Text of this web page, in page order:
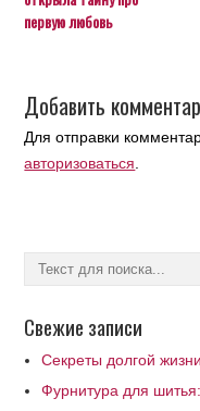
первую любовь
Добавить
Для отправки
авторизоваться
Свежие записи
Секреты долгой
Фурнитура для